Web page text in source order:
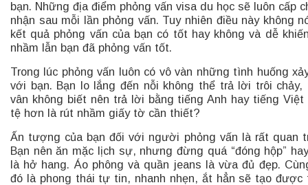
bạn. Những địa điểm phỏng vấn visa du học sẽ luôn cấp
nhận sau mỗi lần phỏng vấn. Tuy nhiên điều này không
kết quả phỏng vấn của bạn có tốt hay không và dễ
nhầm lẫn bạn đã phỏng vấn tốt.
Trong lúc phỏng vấn luôn có vô vàn những tình huống
với bạn. Bạn lo lắng đến nỗi không thể trả lời trôi chảy,
vân không biết nên trả lời bằng tiếng Anh hay tiếng Việt
tệ hơn là rút nhầm giấy tờ cần thiết?
Ấn tượng của bạn đối với người phỏng vấn là rất quan
Bạn nên ăn mặc lịch sự, nhưng đừng quá “đóng hộp”
là hở hang. Áo phông và quần jeans là vừa đủ đẹp.
đó là phong thái tự tin, nhanh nhẹn, ắt hẳn sẽ tạo được